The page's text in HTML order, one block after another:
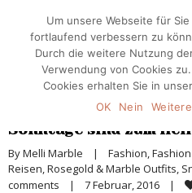
Sonntage sind zum
By Melli Marble | Fashion,
Reisen, Rosegold & Marble Outfits,
comments
| 7 Februar, 2016 |
Um unsere Webseite für
fortlaufend verbessern zu
Durch die weitere Nutzung
Verwendung von Cookies
Cookies erhalten Sie in
OK
Nein